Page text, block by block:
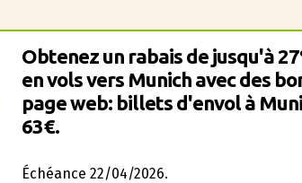
Obtenez un rabais de jusqu'à
en vols vers Munich avec des
page web: billets d'envol à
63€.
Échéance 22/04/2026.